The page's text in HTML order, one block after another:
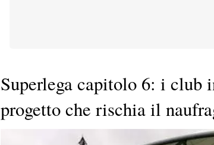
Superlega capitolo 6: i club
progetto che rischia il